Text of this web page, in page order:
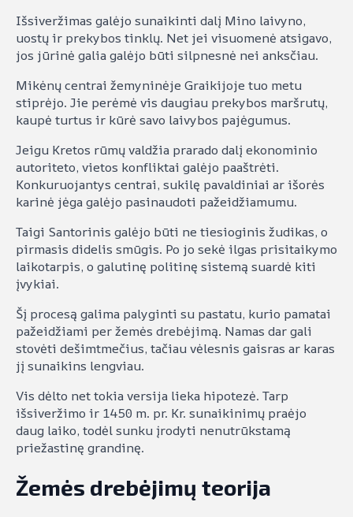
Išsiveržimas galėjo sunaikinti dalį Mino laivyno,
uostų ir prekybos tinklų. Net jei visuomenė atsigavo,
jos jūrinė galia galėjo būti silpnesnė nei anksčiau.
Mikėnų centrai žemyninėje Graikijoje tuo metu
stiprėjo. Jie perėmė vis daugiau prekybos maršrutų,
kaupė turtus ir kūrė savo laivybos pajėgumus.
Jeigu Kretos rūmų valdžia prarado dalį ekonominio
autoriteto, vietos konfliktai galėjo paaštrėti.
Konkuruojantys centrai, sukilę pavaldiniai ar išorės
karinė jėga galėjo pasinaudoti pažeidžiamumu.
Taigi Santorinis galėjo būti ne tiesioginis žudikas, o
pirmasis didelis smūgis. Po jo sekė ilgas prisitaikymo
laikotarpis, o galutinę politinę sistemą suardė kiti
įvykiai.
Šį procesą galima palyginti su pastatu, kurio pamatai
pažeidžiami per žemės drebėjimą. Namas dar gali
stovėti dešimtmečius, tačiau vėlesnis gaisras ar karas
jį sunaikins lengviau.
Vis dėlto net tokia versija lieka hipotezė. Tarp
išsiveržimo ir 1450 m. pr. Kr. sunaikinimų praėjo
daug laiko, todėl sunku įrodyti nenutrūkstamą
priežastinę grandinę.
Žemės drebėjimų teorija